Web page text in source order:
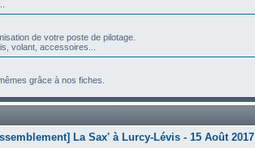
de votre poste de pilotage.
volant, accessoires...
grâce à nos fiches.
La Sax' à Lurcy-Lévis - 15 Août 2017